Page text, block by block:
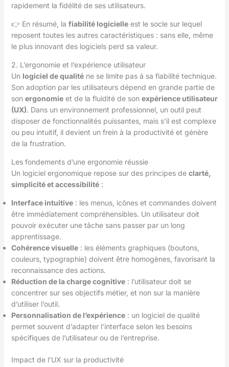
rapidement la fidélité de ses utilisateurs.
👉 En résumé, la fiabilité logicielleest le socle sur lequel
reposent toutes les autres caractéristiques : sans elle, même
le plus innovant des logiciels perd sa valeur.
2. L’ergonomie et l’expérience utilisateur
Un logiciel de qualiténe se limite pas à sa fiabilité technique.
Son adoption par les utilisateurs dépend en grande partie de
son ergonomieet de la fluidité de son expérience utilisateur
(UX). Dans un environnement professionnel, un outil peut
disposer de fonctionnalités puissantes, mais s’il est complexe
ou peu intuitif, il devient un frein à la productivité et génère
de la frustration.
Les fondements d’une ergonomie réussie
Un logiciel ergonomique repose sur des principes de clarté,
simplicité et accessibilité:
Interface intuitive: les menus, icônes et commandes doivent
être immédiatement compréhensibles. Un utilisateur doit
pouvoir exécuter une tâche sans passer par un long
apprentissage.
Cohérence visuelle: les éléments graphiques (boutons,
couleurs, typographie) doivent être homogènes, favorisant la
reconnaissance des actions.
Réduction de la charge cognitive: l’utilisateur doit se
concentrer sur ses objectifs métier, et non sur la manière
d’utiliser l’outil.
Personnalisation de l’expérience: un logiciel de qualité
permet souvent d’adapter l’interface selon les besoins
spécifiques de l’utilisateur ou de l’entreprise.
Impact de l’UX sur la productivité